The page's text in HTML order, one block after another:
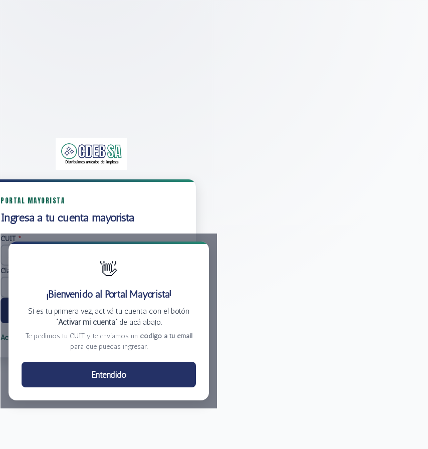
PORTAL MAYORISTA
Ingresá a tu cuenta mayorista
👋
¡Bienvenido al Portal Mayorista!
Si es tu primera vez, activá tu cuenta con el botón
“Activar mi cuenta”de acá abajo.
Te pedimos tu CUIT y te enviamos un código a tu email
para que puedas ingresar.
Entendido
CUIT *
Clave
Ingresar
Activar mi cuenta Olvidé mi clave
Centro de Distribución El Bacha S.A.